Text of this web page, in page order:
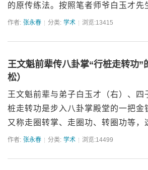
的原传练法。按照笔者师爷白玉才先
作者: 张永春 分类: 学术 浏览:13415
王文魁前辈传八卦掌“行桩走转功”
松）
王文魁前辈与弟子白玉才（右）、四
桩走转功是步入八卦掌殿堂的一把金
又称走圈转掌、走圈功、转圈功等，
级阶段的修炼方式，而行桩则是进入
作者: 张永春 分类: 学术 浏览:14499